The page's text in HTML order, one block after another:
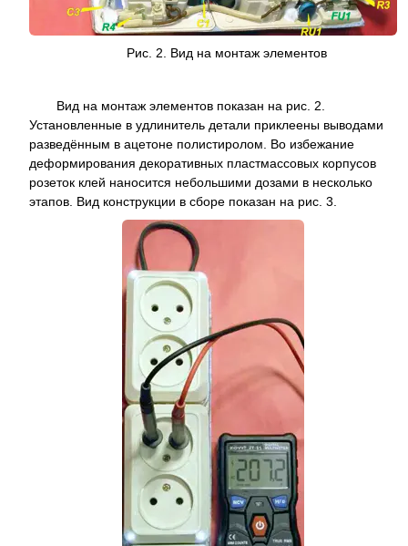
Рис. 2. Вид на монтаж элементов
Вид на монтаж элементов показан на рис. 2.
Установленные в удлинитель детали приклеены выводами
разведённым в ацетоне полистиролом. Во избежание
деформирования декоративных пластмассовых корпусов
розеток клей наносится небольшими дозами в несколько
этапов. Вид конструкции в сборе показан на рис. 3.